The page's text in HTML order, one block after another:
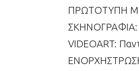
ΠPΩTOTYΠH
VIDEOART: